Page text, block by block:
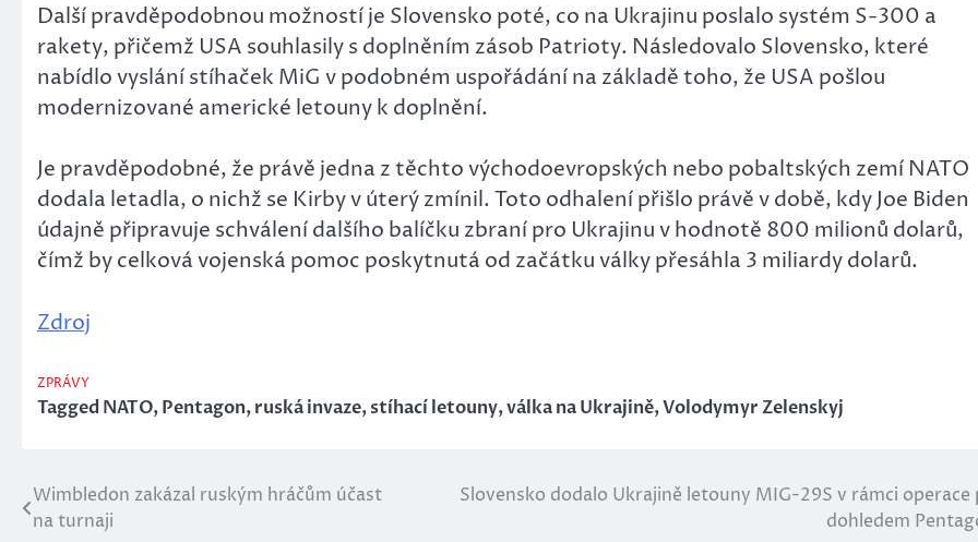
Další pravděpodobnou možností je Slovensko poté, co na Ukrajinu poslalo systém S-300 a
rakety, přičemž USA souhlasily s doplněním zásob Patrioty. Následovalo Slovensko, které
nabídlo vyslání stíhaček MiG v podobném uspořádání na základě toho, že USA pošlou
modernizované americké letouny k doplnění.
Je pravděpodobné, že právě jedna z těchto východoevropských nebo pobaltských zemí NATO
dodala letadla, o nichž se Kirby v úterý zmínil. Toto odhalení přišlo právě v době, kdy Joe Biden
údajně připravuje schválení dalšího balíčku zbraní pro Ukrajinu v hodnotě 800 milionů dolarů,
čímž by celková vojenská pomoc poskytnutá od začátku války přesáhla 3 miliardy dolarů.
Zdroj
ZPRÁVY
TaggedNATO,Pentagon,ruská invaze,stíhací letouny,válka na Ukrajině,Volodymyr Zelenskyj
Navigace
Wimbledon zakázal ruským hráčům účast
na turnaji
Slovensko dodalo Ukrajině letouny MIG-29S v rámci operace
dohledem